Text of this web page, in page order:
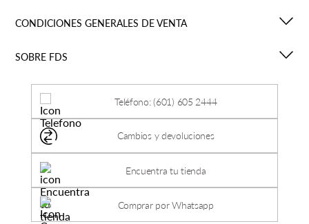
CONDICIONES GENERALES DE VENTA
SOBRE FDS
Teléfono: (601) 605 2444
Cambios y devoluciones
Encuentra tu tienda
Comprar por Whatsapp